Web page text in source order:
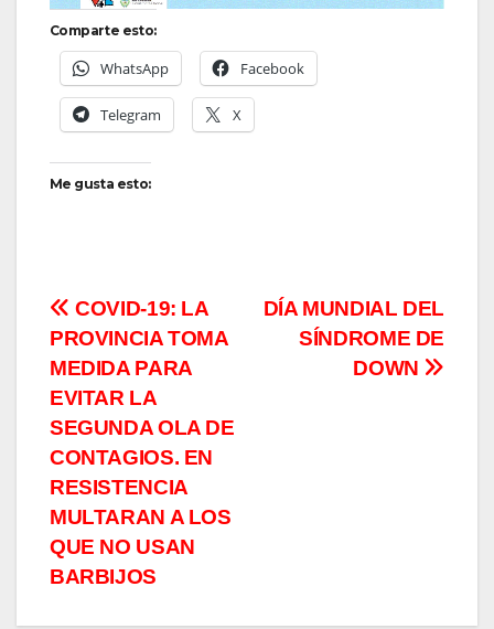
Comparte esto:
WhatsApp Facebook
Telegram X
Me gusta esto:
Navegación
de
entradas
DÍA MUNDIAL DEL
SÍNDROME DE
DOWN
COVID-19: LA
PROVINCIA TOMA
MEDIDA PARA
EVITAR LA
SEGUNDA OLA DE
CONTAGIOS. EN
RESISTENCIA
MULTARAN A LOS
QUE NO USAN
BARBIJOS